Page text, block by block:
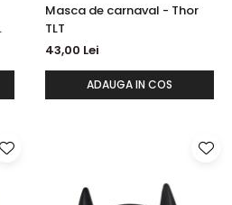
Masca de carnaval - Thor
TLT
43,00 Lei
ADAUGA IN COS